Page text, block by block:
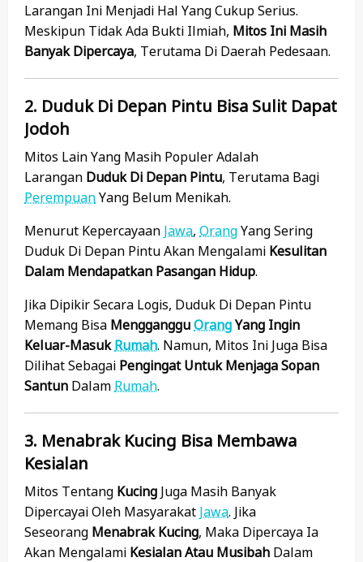
Larangan Ini Menjadi Hal Yang Cukup Serius.
Meskipun Tidak Ada Bukti Ilmiah, Mitos Ini Masih
Banyak Dipercaya, Terutama Di Daerah Pedesaan.
2. Duduk Di Depan Pintu Bisa Sulit Dapat
Jodoh
Mitos Lain Yang Masih Populer Adalah
Larangan Duduk Di Depan Pintu, Terutama Bagi
PerempuanYang Belum Menikah.
Menurut Kepercayaan Jawa, OrangYang Sering
Duduk Di Depan Pintu Akan Mengalami Kesulitan
Dalam Mendapatkan Pasangan Hidup.
Jika Dipikir Secara Logis, Duduk Di Depan Pintu
Memang Bisa MenggangguOrangYang Ingin
Keluar-MasukRumah. Namun, Mitos Ini Juga Bisa
Dilihat Sebagai Pengingat Untuk Menjaga Sopan
Santun Dalam Rumah.
3. Menabrak Kucing Bisa Membawa
Kesialan
Mitos Tentang Kucing Juga Masih Banyak
Dipercayai Oleh Masyarakat Jawa. Jika
Seseorang Menabrak Kucing, Maka Dipercaya Ia
Akan Mengalami Kesialan Atau Musibah Dalam